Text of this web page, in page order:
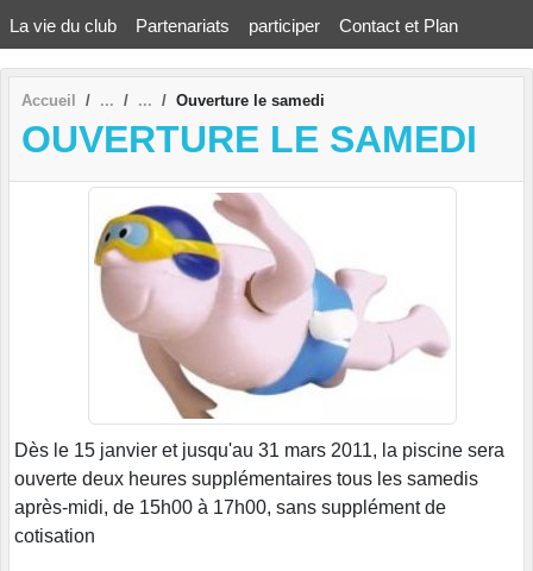
La vie du club Partenariats participer Contact et Plan
Accueil Ouverture le samedi
OUVERTURE LE SAMEDI
Dès le 15 janvier et jusqu'au 31 mars 2011, la piscine sera
ouverte deux heures supplémentaires tous les samedis
après-midi, de 15h00 à 17h00, sans supplément de
cotisation